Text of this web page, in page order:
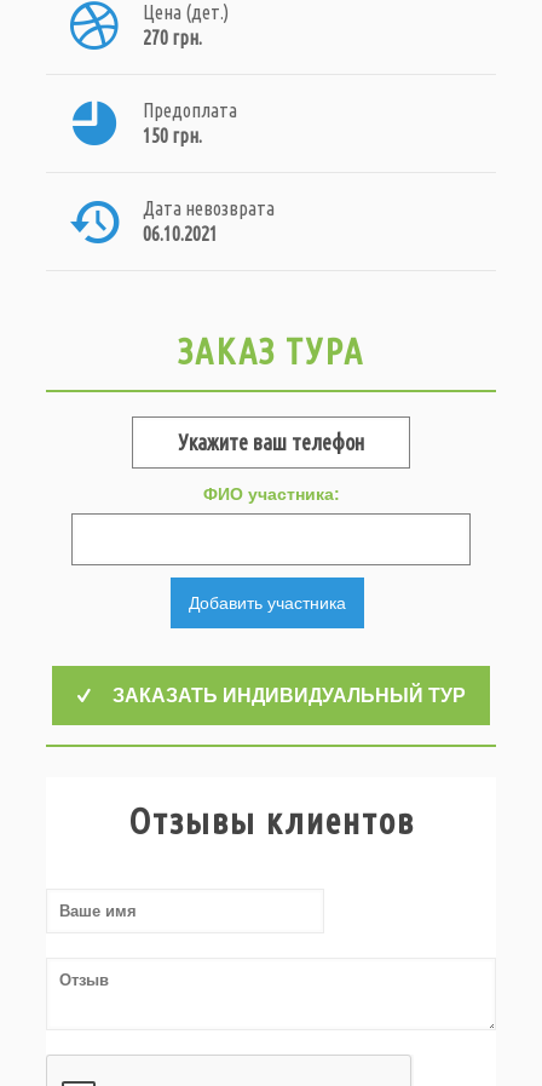
Цена (дет.)
270 грн.
Предоплата
150 грн.
Дата невозврата
06.10.2021
ЗАКАЗ ТУРА
ФИО участника:
Добавить участника
ЗАКАЗАТЬ ИНДИВИДУАЛЬНЫЙ ТУР
Отзывы клиентов